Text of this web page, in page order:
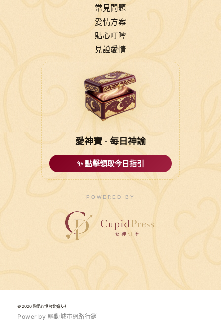
常見問題
愛情方案
貼心叮嚀
見證愛情
愛神寶 · 每日神諭
✨ 點擊領取今日指引
POWERED BY
© 2026 戀愛心悅台北婚友社
Power by 驅動城市網路行銷